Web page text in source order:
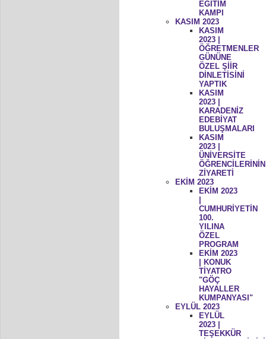
EĞİTİM
KAMPI
KASIM 2023
KASIM
2023 |
ÖĞRETMENLER
GÜNÜNE
ÖZEL ŞİİR
DİNLETİSİNİ
YAPTIK
KASIM
2023 |
KARADENİZ
EDEBİYAT
BULUŞMALARI
KASIM
2023 |
ÜNİVERSİTE
ÖĞRENCİLERİNİN
ZİYARETİ
EKİM 2023
EKİM 2023
CUMHURİYETİN
100.
YILINA
ÖZEL
PROGRAM
EKİM 2023
| KONUK
TİYATRO
"GÖÇ
HAYALLER
KUMPANYASI"
EYLÜL 2023
EYLÜL
2023 |
TEŞEKKÜR